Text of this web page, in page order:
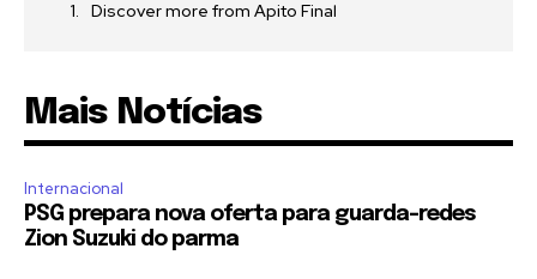
Discover more from Apito Final
Mais Notícias
Internacional
PSG prepara nova oferta para guarda-redes
Zion Suzuki do parma